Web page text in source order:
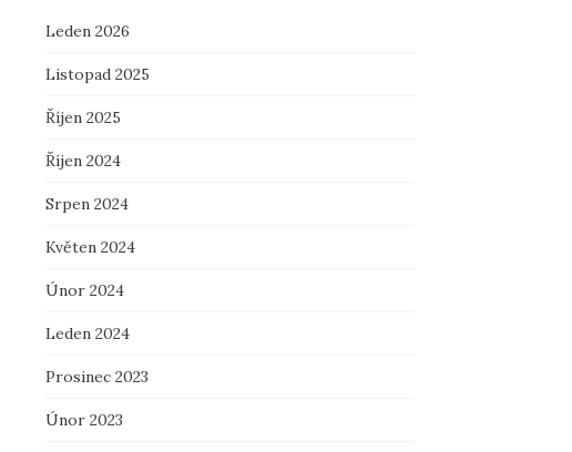
Leden 2026
Listopad 2025
Říjen 2025
Říjen 2024
Srpen 2024
Květen 2024
Únor 2024
Leden 2024
Prosinec 2023
Únor 2023